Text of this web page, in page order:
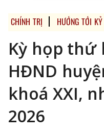
CHÍNH TRỊ HƯỚNG TỚI
Kỳ họp thứ
HĐND
khoá XXI,
2026